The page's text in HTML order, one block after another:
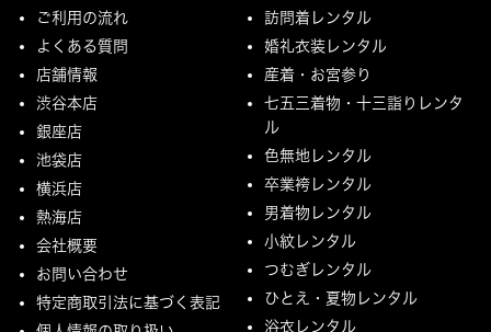
ご利用の流れ
よくある質問
店舗情報
渋谷本店
銀座店
池袋店
横浜店
熱海店
会社概要
お問い合わせ
特定商取引法に基づく表記
訪問着レンタル
婚礼衣装レンタル
産着・お宮参り
七五三着物・十三詣りレンタ
ル
色無地レンタル
卒業袴レンタル
男着物レンタル
小紋レンタル
つむぎレンタル
ひとえ・夏物レンタル
浴衣レンタル